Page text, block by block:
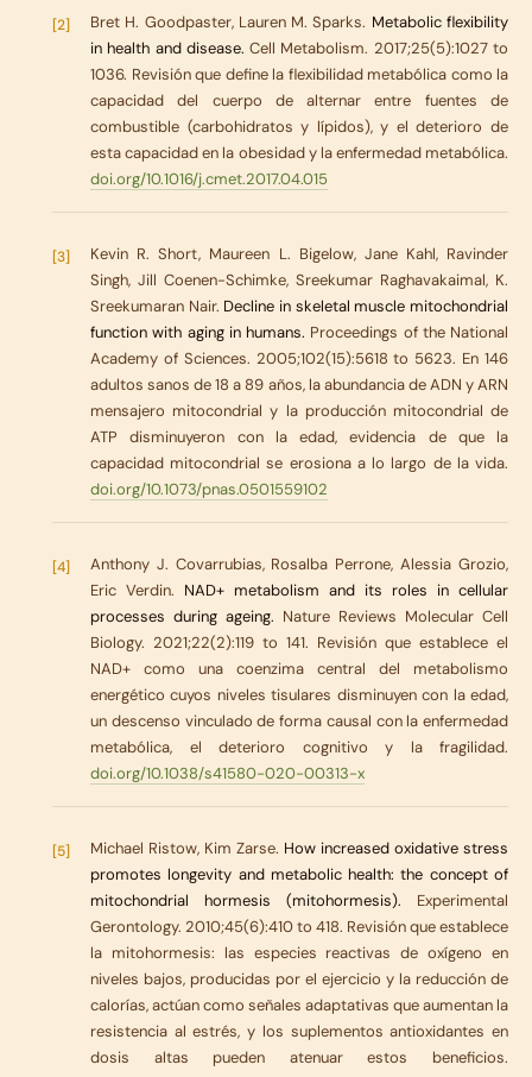
[2] Bret H. Goodpaster, Lauren M. Sparks. Metabolic flexibility
in health and disease. Cell Metabolism. 2017;25(5):1027 to
1036. Revisión que define la flexibilidad metabólica como la
capacidad del cuerpo de alternar entre fuentes de
combustible (carbohidratos y lípidos), y el deterioro de
esta capacidad en la obesidad y la enfermedad metabólica.
doi.org/10.1016/j.cmet.2017.04.015
[3]
Kevin R. Short, Maureen L. Bigelow, Jane Kahl, Ravinder
Singh, Jill Coenen-Schimke, Sreekumar Raghavakaimal, K.
Sreekumaran Nair. Decline in skeletal muscle mitochondrial
function with aging in humans. Proceedings of the National
Academy of Sciences. 2005;102(15):5618 to 5623. En 146
adultos sanos de 18 a 89 años, la abundancia de ADN y ARN
mensajero mitocondrial y la producción mitocondrial de
ATP disminuyeron con la edad, evidencia de que la
capacidad mitocondrial se erosiona a lo largo de la vida.
doi.org/10.1073/pnas.0501559102
[4]
Anthony J. Covarrubias, Rosalba Perrone, Alessia Grozio,
Eric Verdin. NAD+ metabolism and its roles in cellular
processes during ageing. Nature Reviews Molecular Cell
Biology. 2021;22(2):119 to 141. Revisión que establece el
NAD+ como una coenzima central del metabolismo
energético cuyos niveles tisulares disminuyen con la edad,
un descenso vinculado de forma causal con la enfermedad
metabólica, el deterioro cognitivo y la fragilidad.
doi.org/10.1038/s41580-020-00313-x
[5] Michael Ristow, Kim Zarse. How increased oxidative stress
promotes longevity and metabolic health: the concept of
mitochondrial hormesis (mitohormesis). Experimental
Gerontology. 2010;45(6):410 to 418. Revisión que establece
la mitohormesis: las especies reactivas de oxígeno en
niveles bajos, producidas por el ejercicio y la reducción de
calorías, actúan como señales adaptativas que aumentan la
resistencia al estrés, y los suplementos antioxidantes en
dosis altas pueden atenuar estos beneficios.